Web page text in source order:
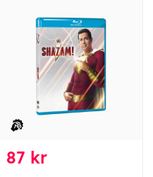
87 kr